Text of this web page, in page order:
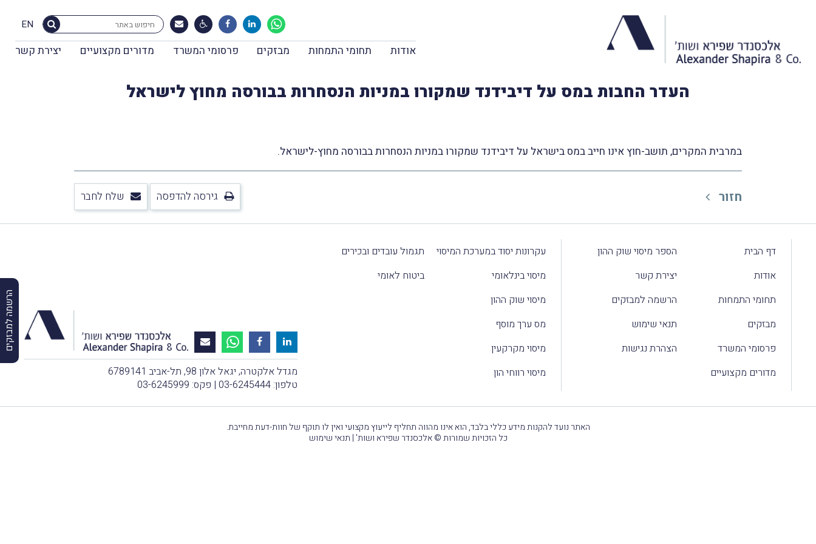
EN
אודות תחומי התמחות מבזקים פרסומי המשרד מדורים מקצועיים יצירת קשר
הרשמה למבזקים
העדר החבות במס על דיבידנד שמקורו במניות הנסחרות בבורסה מחוץ לישראל
במרבית המקרים, תושב-חוץ אינו חייב במס בישראל על דיבידנד שמקורו במניות הנסחרות בבורסה מחוץ-לישראל.
חזור גירסה להדפסה שלח לחבר
דף הבית
אודות
תחומי התמחות
מבזקים
פרסומי המשרד
מדורים מקצועיים
הספר מיסוי שוק ההון
יצירת קשר
הרשמה למבזקים
תנאי שימוש
הצהרת נגישות
עקרונות יסוד במערכת המיסוי
מיסוי בינלאומי
מיסוי שוק ההון
מס ערך מוסף
מיסוי מקרקעין
מיסוי רווחי הון
תגמול עובדים ובכירים
ביטוח לאומי
מגדל אלקטרה, יגאל אלון 98, תל-אביב 6789141
טלפון: 03-6245444 | פקס: 03-6245999
האתר נועד להקנות מידע כללי בלבד, הוא אינו מהווה תחליף לייעוץ מקצועי ואין לו תוקף של חוות-דעת מחייבת.
כל הזכויות שמורות © אלכסנדר שפירא ושות' | תנאי שימוש